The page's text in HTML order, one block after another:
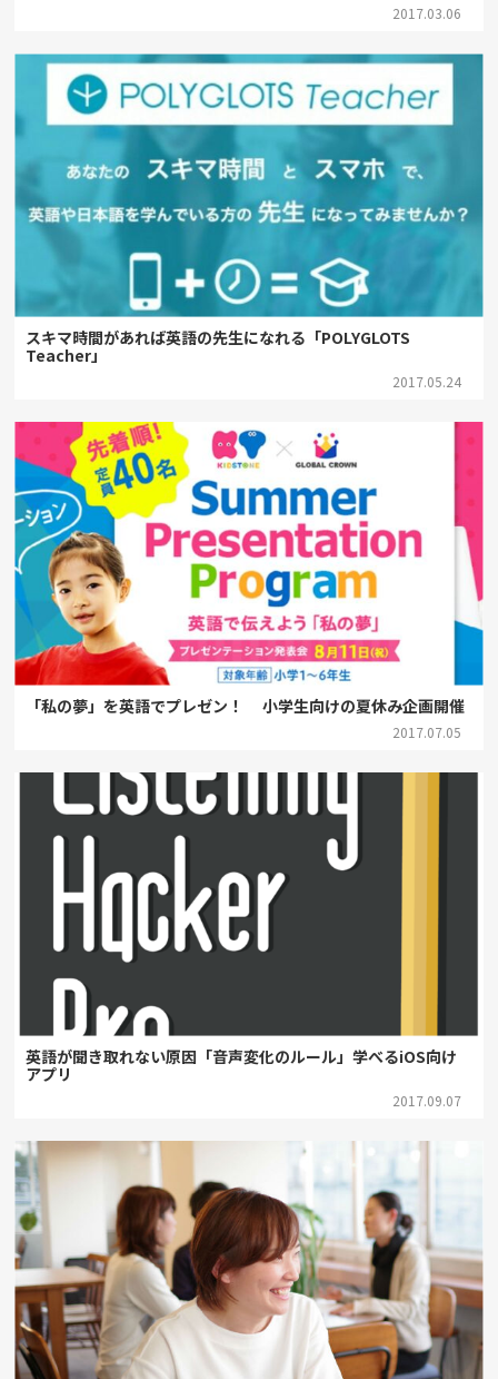
2017.03.06
スキマ時間があれば英語の先生になれる「POLYGLOTS
Teacher」
2017.05.24
「私の夢」を英語でプレゼン！ 小学生向けの夏休み企画開催
2017.07.05
英語が聞き取れない原因「音声変化のルール」学べるiOS向け
アプリ
2017.09.07